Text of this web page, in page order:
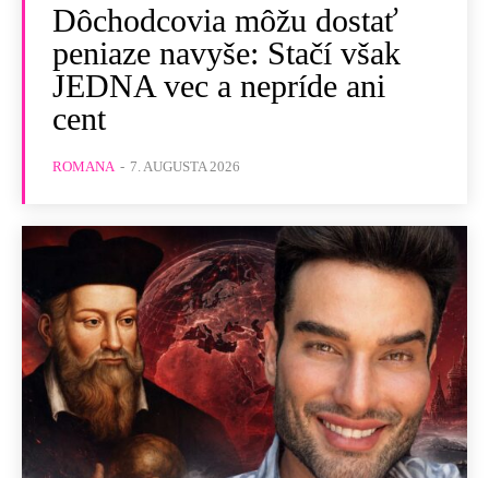
Dôchodcovia môžu dostať
peniaze navyše: Stačí však
JEDNA vec a nepríde ani
cent
ROMANA - 7. AUGUSTA 2026